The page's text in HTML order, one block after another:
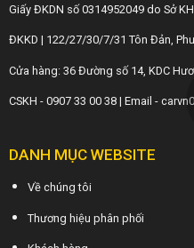
Giấy ĐKDN số 0314952049 do Sở
ĐKKD | 122/27/30/7/31 Tôn Đản,
Cửa hàng: 36 Đường số 14, KDC
CSKH - 0907 33 00 38 | Email -
DANH MỤC WEBSITE
Về chúng tôi
Thương hiệu phân phối